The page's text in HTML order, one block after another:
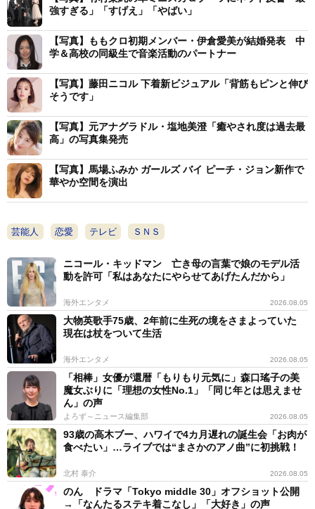
強すぎる」「すげえ」「やばい」
【写真】ももクロ初期メンバー・伊倉愛美が結婚発表 中
学＆高校の同級生で音楽活動のパートナー
【写真】藤田ニコル 下着新ビジュアル「背筋もピンと伸び
そうです」
【写真】元アナグラドル・塩地美澄「癒やされ度は過去最
高」の写真集発売
【写真】馬場ふみか ガールズ バイ ピーチ・ジョン新作で
華やか空間を演出
芸能人 恋愛 テレビ ＳＮＳ
ニコール・キッドマン 亡き母の言葉で娘のモデル活
動を許可「私はあなたにやらせてあげたんだから」
海外エンタメ 2026.08.05
大物英歌手75歳、2年前に生死の境をさまよっていた
現在は杖をついて生活
海外エンタメ 2026.08.05
「相棒」女優が還暦「もりもり元気に」森口瑤子の美
魔女ぶりに「理想の女性No.1」「同じ年とは思えませ
ん」の声
よろず～ニュース編集部 2026.08.05
93歳の高木ブー、ハワイで4カ月遅れの誕生会「お肉が
食べたい」…ライブでは“まさかのアノ曲”に初挑戦！
北村 泰介 2026.08.05
のん ドラマ「Tokyo middle 30」オフショット公開
→「なんたるステキ着こなし」「大好き」の声